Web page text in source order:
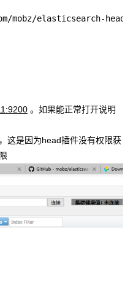
head.git		# 安装过程需要连接互
。如果能正常打开说明
这是因为head插件没有权限获